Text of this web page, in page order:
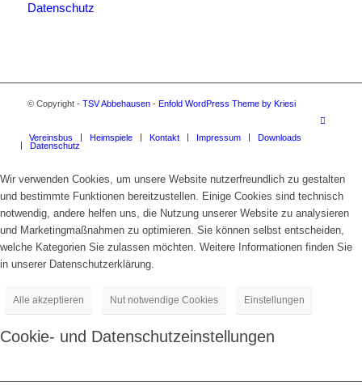
Datenschutz
© Copyright - TSV Abbehausen- Enfold WordPress Theme by Kriesi
Vereinsbus Heimspiele Kontakt Impressum
Downloads
Datenschutz
Wir verwenden Cookies, um unsere Website nutzerfreundlich zu gestalten
und bestimmte Funktionen bereitzustellen. Einige Cookies sind technisch
notwendig, andere helfen uns, die Nutzung unserer Website zu analysieren
und Marketingmaßnahmen zu optimieren. Sie können selbst entscheiden,
welche Kategorien Sie zulassen möchten. Weitere Informationen finden Sie
in unserer Datenschutzerklärung.
Alle akzeptieren Nut notwendige Cookies Einstellungen
Cookie- und Datenschutzeinstellungen